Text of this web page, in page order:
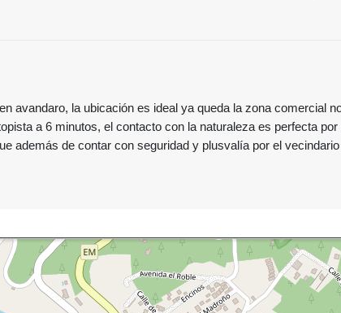
avandaro, la ubicación es ideal ya queda la zona comercial
a 6 minutos, el contacto con la naturaleza es perfecta por
además de contar con seguridad y plusvalía por el